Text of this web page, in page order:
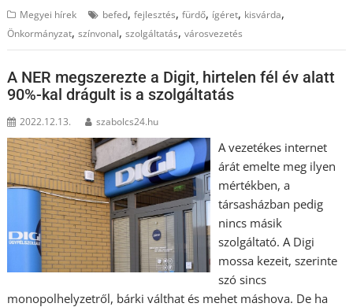
Megyei hírek befed,fejlesztés,fürdő, ígéret, kisvárda,
Önkormányzat,színvonal,szolgáltatás,városvezetés
A NER megszerezte a Digit, hirtelen fél év alatt
90%-kal drágult is a szolgáltatás
2022.12.13. szabolcs24.hu
A vezetékes internet
árát emelte meg ilyen
mértékben, a
társasházban pedig
nincs másik
szolgáltató. A Digi
mossa kezeit, szerinte
szó sincs
monopolhelyzetről, bárki válthat és mehet máshova. De ha